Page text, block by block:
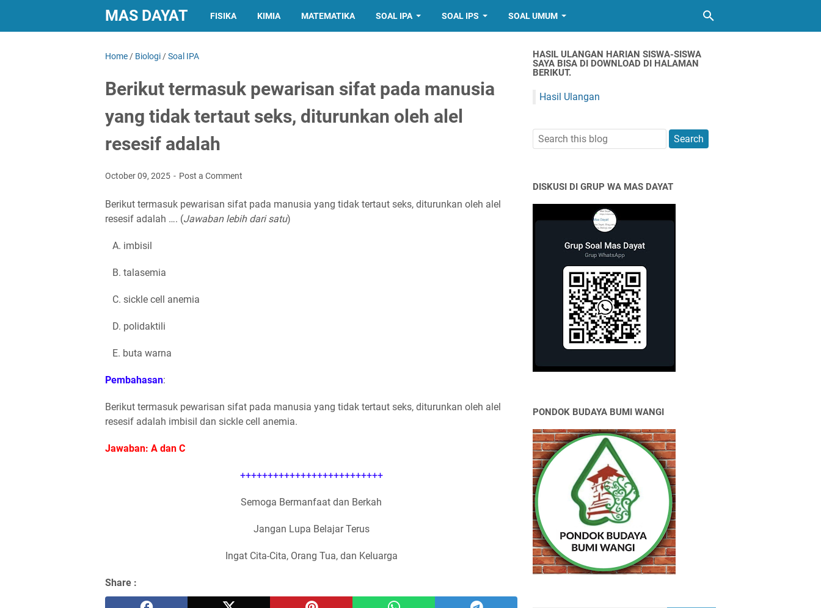
MAS DAYAT FISIKA KIMIA MATEMATIKA SOAL IPA SOAL IPS SOAL UMUM
Home / Biologi /Soal IPA
Berikut termasuk pewarisan sifat pada manusia
yang tidak tertaut seks, diturunkan oleh alel
resesif adalah
October 09, 2025 Post a Comment
Berikut termasuk pewarisan sifat pada manusia yang tidak tertaut seks, diturunkan oleh alel
resesif adalah …. (Jawaban lebih dari satu)
A. imbisil
B. talasemia
C. sickle cell anemia
D. polidaktili
E. buta warna
Pembahasan:
Berikut termasuk pewarisan sifat pada manusia yang tidak tertaut seks, diturunkan oleh alel
resesif adalah imbisil dan sickle cell anemia.
Jawaban: A dan C
++++++++++++++++++++++++++
Semoga Bermanfaat dan Berkah
Jangan Lupa Belajar Terus
Ingat Cita-Cita, Orang Tua, dan Keluarga
Share :
HASIL ULANGAN HARIAN SISWA-SISWA
SAYA BISA DI DOWNLOAD DI HALAMAN
BERIKUT.
Hasil Ulangan
DISKUSI DI GRUP WA MAS DAYAT
PONDOK BUDAYA BUMI WANGI